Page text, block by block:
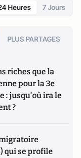
Heures 7 Jours
PLUS PARTAGES
riches que la
pour la 3e
: jusqu'où ira le
?
qui se profile